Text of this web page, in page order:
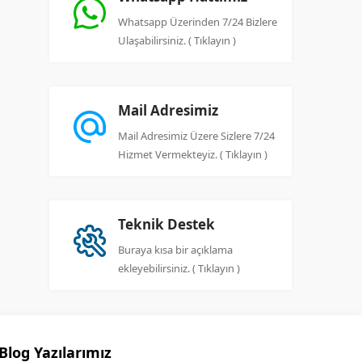
Whatsapp Üzerinden 7/24 Bizlere
Ulaşabilirsiniz. ( Tıklayın )
Mail Adresimiz
Mail Adresimiz Üzere Sizlere 7/24
Hizmet Vermekteyiz. ( Tıklayın )
Teknik Destek
Buraya kısa bir açıklama
ekleyebilirsiniz. ( Tıklayın )
Yazılarımız